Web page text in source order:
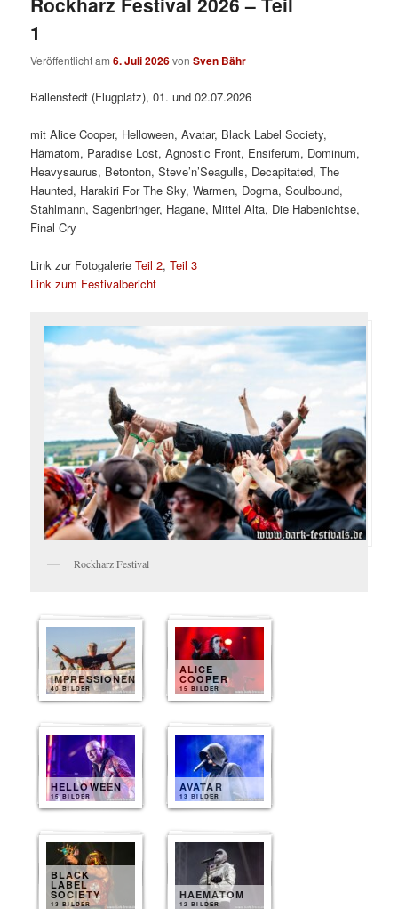
1
Veröffentlicht am6. Juli 2026vonSven Bähr
Ballenstedt (Flugplatz), 01. und 02.07.2026
mit Alice Cooper, Helloween, Avatar, Black Label Society,
Hämatom, Paradise Lost, Agnostic Front, Ensiferum, Dominum,
Heavysaurus, Betonton, Steve’n’Seagulls, Decapitated, The
Haunted, Harakiri For The Sky, Warmen, Dogma, Soulbound,
Stahlmann, Sagenbringer, Hagane, Mittel Alta, Die Habenichtse,
Final Cry
Link zur FotogalerieTeil 2,Teil 3
Link zum Festivalbericht
Rockharz Festival
IMPRESSIONEN
40 BILDER
ALICE
COOPER
15 BILDER
HELLOWEEN
15 BILDER
AVATAR
13 BILDER
BLACK
LABEL
SOCIETY
13 BILDER
HAEMATOM
12 BILDER